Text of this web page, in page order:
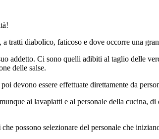
diabolico, faticoso e dove occorre una
addetto. Ci sono quelli adibiti al taglio delle
delle salse.
poi devono essere effettuate direttamente da
ai lavapiatti e al personale della cucina, di
che possono selezionare del personale che